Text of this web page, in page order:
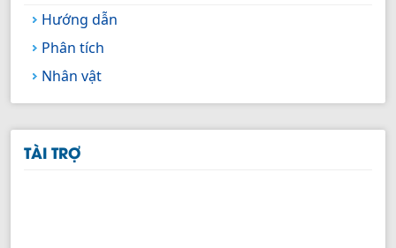
Hướng dẫn
Phân tích
Nhân vật
TÀI TRỢ